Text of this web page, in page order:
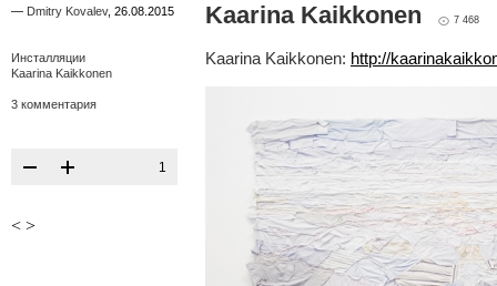
— Dmitry Kovalev, 26.08.2015
Инсталляции
Kaarina Kaikkonen
3 комментария
1
< >
Kaarina Kaikkonen 7 468
Kaarina Kaikkonen: http://